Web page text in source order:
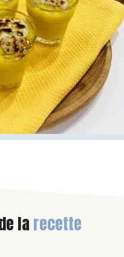
larecette